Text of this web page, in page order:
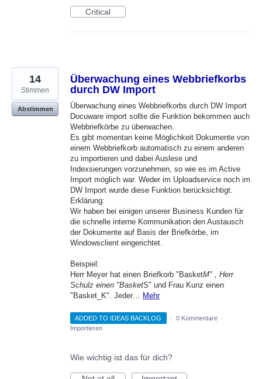
Critical
Überwachung eines Webbriefkorbs
durch DW Import
Überwachung eines Webbriefkorbs durch DW Import
Docuware import sollte die Funktion bekommen auch
Webbriefkörbe zu überwachen.
Es gibt momentan keine Möglichkeit Dokumente von
einem Webbriefkorb automatisch zu einem anderen
zu importieren und dabei Auslese und
Indexsierungen vorzunehmen, so wie es im Active
Import möglich war. Weder im Uploadservice noch im
DW Import wurde diese Funktion berücksichtigt.
Erklärung:
Wir haben bei einigen unserer Business Kunden für
die schnelle interne Kommunikation den Austausch
der Dokumente auf Basis der Briefkörbe, im
Windowsclient eingerichtet.
Beispiel:
Herr Meyer hat einen Briefkorb "BasketM" , Herr
Schulz einen "BasketS" und Frau Kunz einen
"Basket_K". Jeder… Mehr
14
Stimmen
Abstimmen
ADDED TO IDEAS BACKLOG · 0 Kommentare
·
Importieren
Wie wichtig ist das für dich?